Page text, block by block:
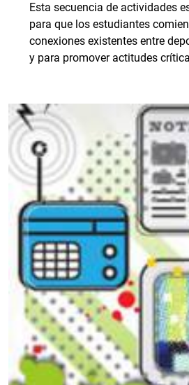
Esta secuencia de actividades
para que los estudiantes
conexiones existentes entre
y para promover actitudes